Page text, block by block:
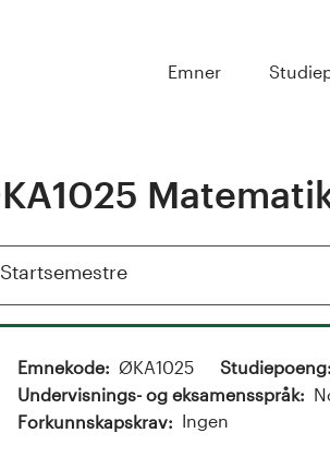
Emner
Vis
Startsemestre
Emnekode ØKA1025 Studiepoeng
Undervisnings- og eksamensspråk
Forkunnskapskrav
Ingen